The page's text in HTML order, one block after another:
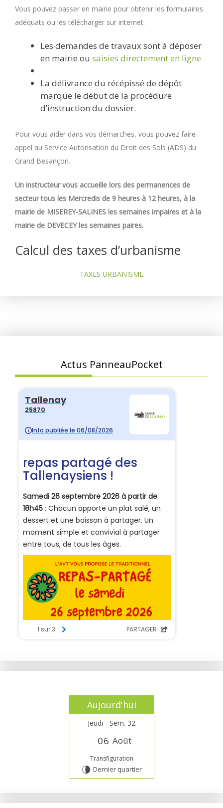
Vous pouvez passer en mairie pour obtenir les formulaires
adéquats ou les télécharger sur internet.
Les demandes de travaux sont à déposer
en mairie ou saisies directement en ligne
La délivrance du récépissé de dépôt
marque le début de la procédure
d’instruction du dossier.
Pour vous aider dans vos démarches, vous pouvez faire
appel au Service Autorisation du Droit des Sols (ADS) du
Grand Besançon.
Un instructeur vous accueille lors des permanences de
secteur tous les Mercredis de 9 heures à 12 heures, à la
mairie de MISEREY-SALINES les semaines impaires et à la
mairie de DEVECEY les semaines paires.
Calcul des taxes d’urbanisme
TAXES URBANISME
Actus PanneauPocket
Aujourd'hui
Jeudi - Sem. 32
06 Août
Transfiguration
U Dernier quartier